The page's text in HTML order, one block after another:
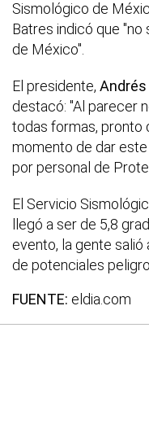
Sismológico de
Batres indicó que "no
de México".
El presidente, Andrés
destacó: "Al parecer
todas formas, pronto
momento de dar
por personal de
El Servicio
llegó a ser de 5,8
evento, la gente
de potenciales
FUENTE: eldia.com